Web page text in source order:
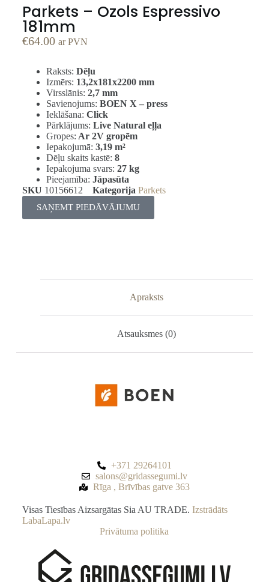
Parkets – Ozols Espressivo
181mm
€64.00 ar PVN
Raksts: Dēļu
Izmērs: 13,2x181x2200 mm
Virsslānis: 2,7 mm
Savienojums: BOEN X – press
Ieklāšana: Click
Pārklājums: Live Natural eļļa
Gropes: Ar 2V gropēm
Iepakojumā: 3,19 m²
Dēļu skaits kastē: 8
Iepakojuma svars: 27 kg
Pieejamība: Jāpasūta
SKU 10156612 Kategorija Parkets
SAŅEMT PIEDĀVĀJUMU
Apraksts
Atsauksmes (0)
+371 29264101
salons@gridassegumi.lv
Rīga , Brīvības gatve 363
Visas Tiesības Aizsargātas Sia AU TRADE. Izstrādāts
LabaLapa.lv
Privātuma politika